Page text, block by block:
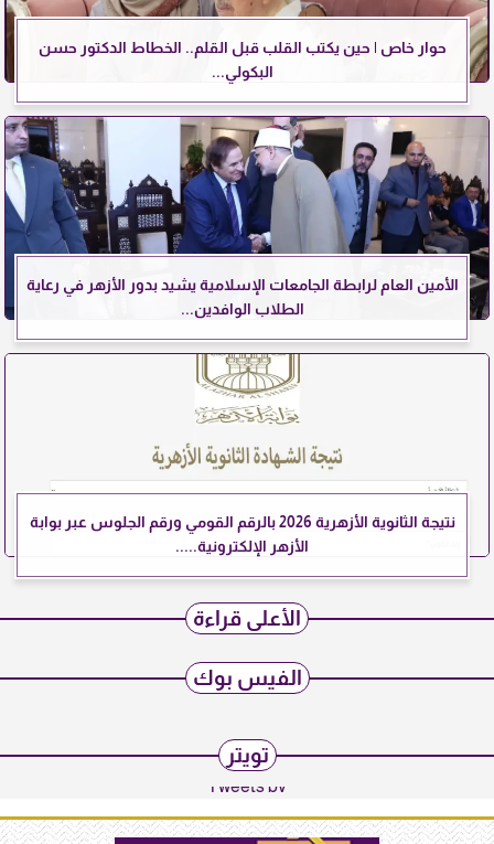
حوار خاص | حين يكتب القلب قبل القلم.. الخطاط الدكتور حسن
البكولي...
الأمين العام لرابطة الجامعات الإسلامية يشيد بدور الأزهر في رعاية
الطلاب الوافدين...
نتيجة الثانوية الأزهرية 2026 بالرقم القومي ورقم الجلوس عبر بوابة
الأزهر الإلكترونية.....
الأعلى قراءة
الفيس بوك
تويتر
Tweets by